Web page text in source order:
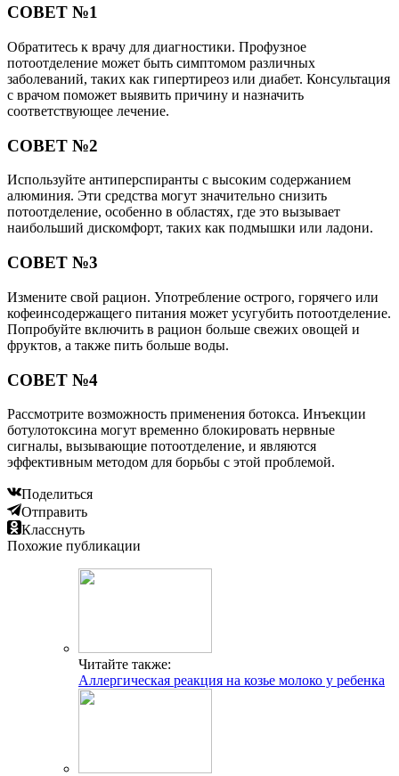
СОВЕТ №1
Обратитесь к врачу для диагностики. Профузное
потоотделение может быть симптомом различных
заболеваний, таких как гипертиреоз или диабет. Консультация
с врачом поможет выявить причину и назначить
соответствующее лечение.
СОВЕТ №2
Используйте антиперспиранты с высоким содержанием
алюминия. Эти средства могут значительно снизить
потоотделение, особенно в областях, где это вызывает
наибольший дискомфорт, таких как подмышки или ладони.
СОВЕТ №3
Измените свой рацион. Употребление острого, горячего или
кофеинсодержащего питания может усугубить потоотделение.
Попробуйте включить в рацион больше свежих овощей и
фруктов, а также пить больше воды.
СОВЕТ №4
Рассмотрите возможность применения ботокса. Инъекции
ботулотоксина могут временно блокировать нервные
сигналы, вызывающие потоотделение, и являются
эффективным методом для борьбы с этой проблемой.
Поделиться
Отправить
Класснуть
Похожие публикации
Читайте также:
Аллергическая реакция на козье молоко у ребенка